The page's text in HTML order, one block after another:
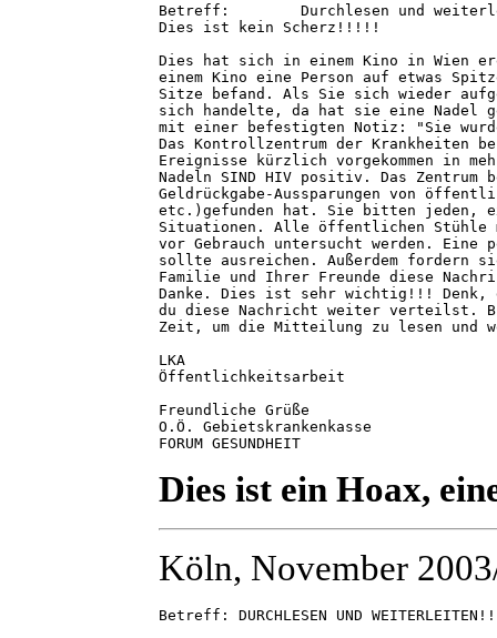
Betreff: 	Durchlesen und weiterleiten!!! Wichtig!!!!
Dies ist kein Scherz!!!!!
Dies hat sich in einem Kino in Wien
einem Kino eine Person auf etwas
Sitze befand. Als Sie sich wieder
sich handelte, da hat sie eine Nadel
mit einer befestigten Notiz: "Sie
Das Kontrollzentrum der Krankheiten
Ereignisse kürzlich vorgekommen in
Nadeln SIND HIV positiv. Das Zentrum
Geldrückgabe-Aussparungen von
etc.)gefunden hat. Sie bitten jeden,
Situationen. Alle öffentlichen Stühle
vor Gebrauch untersucht werden.
sollte ausreichen. Außerdem
Familie und Ihrer Freunde diese
Danke. Dies ist sehr wichtig!!! Denk,
du diese Nachricht weiter verteilst.
Zeit, um die Mitteilung zu lesen und
LKA
Öffentlichkeitsarbeit
Freundliche Grüße
O.Ö. Gebietskrankenkasse
FORUM GESUNDHEIT
Dies ist ein Hoax,
Köln, November
Betreff: DURCHLESEN UND